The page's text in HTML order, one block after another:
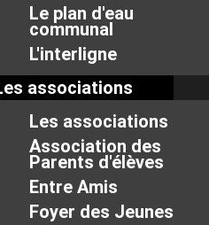
Le plan d'eau
communal
L'interligne
associations
Les associations
Association des
Parents d'élèves
Entre Amis
Foyer des Jeunes